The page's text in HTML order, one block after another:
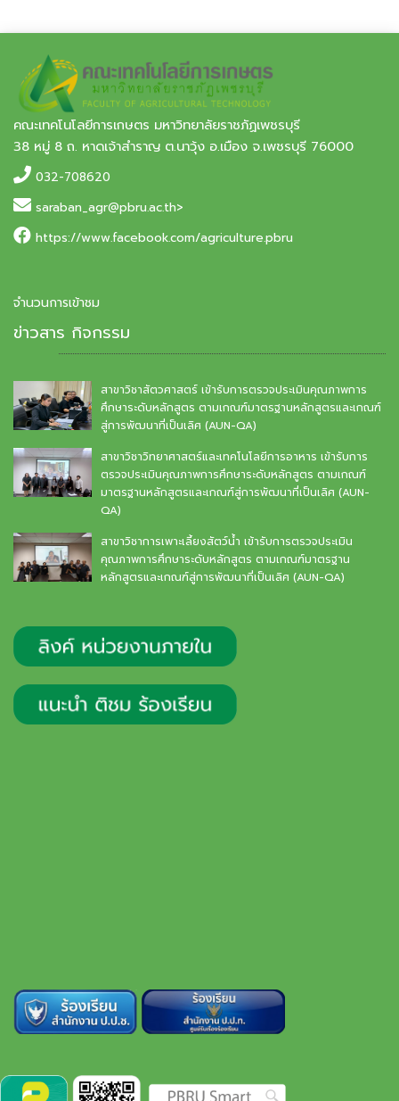
คณะเทคโนโลยีการเกษตร มหาวิทยาลัยราชภัฏเพชรบุรี
38 หมู่ 8 ถ. หาดเจ้าสำราญ ต.นาวุ้ง อ.เมือง จ.เพชรบุรี 76000
032-708620
saraban_agr@pbru.ac.th>
https://www.facebook.com/agriculture.pbru
จำนวนการเข้าชม
ข่าวสาร กิจกรรม
สาขาวิชาสัตวศาสตร์ เข้ารับการตรวจประเมินคุณภาพการ
ศึกษาระดับหลักสูตร ตามเกณฑ์มาตรฐานหลักสูตรและเกณฑ์
สู่การพัฒนาที่เป็นเลิศ (AUN-QA)
สาขาวิชาวิทยาศาสตร์และเทคโนโลยีการอาหาร เข้ารับการ
ตรวจประเมินคุณภาพการศึกษาระดับหลักสูตร ตามเกณฑ์
มาตรฐานหลักสูตรและเกณฑ์สู่การพัฒนาที่เป็นเลิศ (AUN-
QA)
สาขาวิชาการเพาะเลี้ยงสัตว์น้ำ เข้ารับการตรวจประเมิน
คุณภาพการศึกษาระดับหลักสูตร ตามเกณฑ์มาตรฐาน
หลักสูตรและเกณฑ์สู่การพัฒนาที่เป็นเลิศ (AUN-QA)